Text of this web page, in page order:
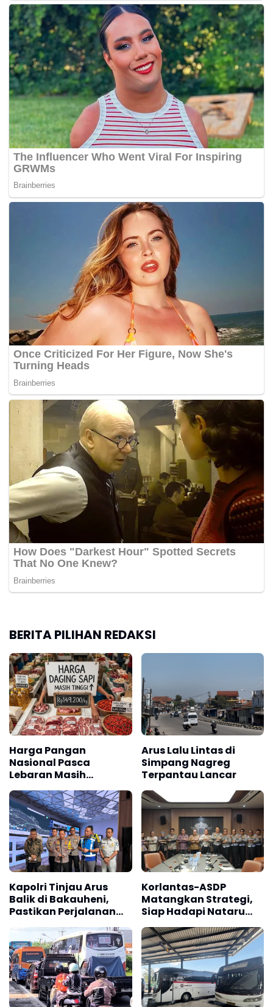
BERITA PILIHAN REDAKSI
Harga Pangan
Nasional Pasca
Lebaran Masih
Arus Lalu Lintas di
Simpang Nagreg
Terpantau Lancar
Kapolri Tinjau Arus
Balik di Bakauheni,
Pastikan Perjalanan
Pemudik Aman
Korlantas-ASDP
Matangkan Strategi,
Siap Hadapi Nataru
2026 dan Mudik
Lebaran 2027